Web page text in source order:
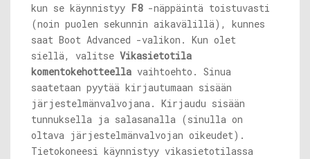
kun se käynnistyy F8-näppäintä toistuvasti
(noin puolen sekunnin aikavälillä), kunnes
saat Boot Advanced -valikon. Kun olet
siellä, valitse Vikasietotila
komentokehotteella vaihtoehto. Sinua
saatetaan pyytää kirjautumaan sisään
järjestelmänvalvojana. Kirjaudu sisään
tunnuksella ja salasanalla (sinulla on
oltava järjestelmänvalvojan oikeudet).
Tietokoneesi käynnistyy vikasietotilassa